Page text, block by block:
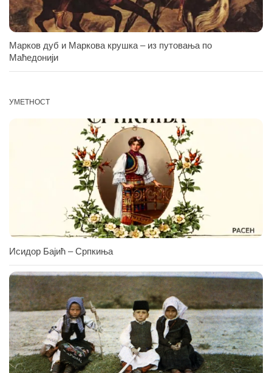
Марков дуб и Маркова крушка – из путовања по
Маћедонији
УМЕТНОСТ
Исидор Бајић – Српкиња